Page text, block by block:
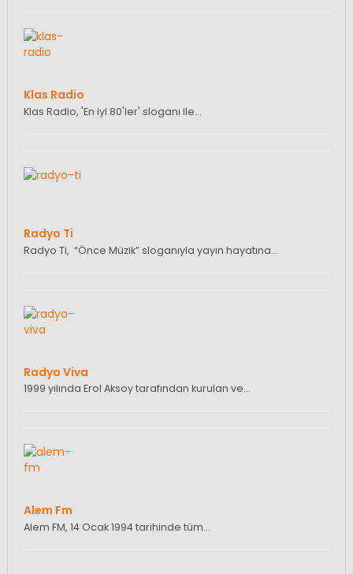
Klas Radio
Klas Radio, 'En iyi 80'ler' sloganı ile…
Radyo Ti
Radyo Ti, “Önce Müzik” sloganıyla yayın hayatına…
Radyo Viva
1999 yılında Erol Aksoy tarafından kurulan ve…
Alem Fm
Alem FM, 14 Ocak 1994 tarihinde tüm…